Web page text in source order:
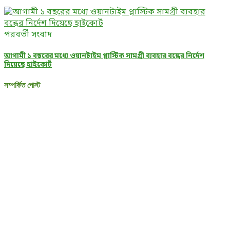
পরবর্তী সংবাদ
আগামী ১ বছরের মধ্যে ওয়ানটাইম প্লাস্টিক সামগ্রী ব্যবহার বন্ধের নির্দেশ
দিয়েছে হাইকোর্ট
সম্পর্কিত পোস্ট